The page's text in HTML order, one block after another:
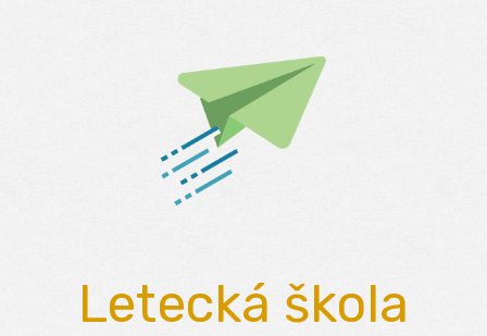
Letecká škola